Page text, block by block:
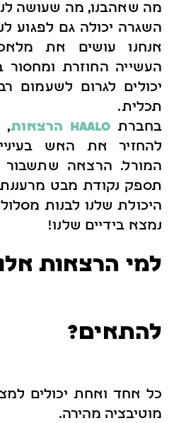
מה שאהבנו, מה שעושה
השגרה יכולה גם לפגוע
אנחנו עושים את
העשייה החוזרת
יכולים לגרום לשעמום
תכלית.
בחברת haalo הרצאות
,
להחזיר את האש
המורל. הרצאה
תספק נקודת מבט מרעננת
היכולת שלנו לבנות
נמצא בידיים שלנו!
למי הרצאות
להתאים?
כל אחד ואחת יכולים
מוטיבציה מהירה.